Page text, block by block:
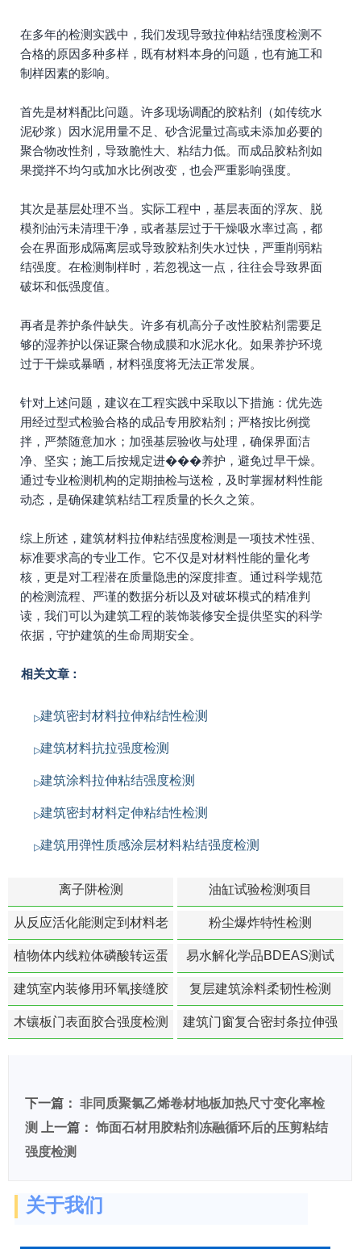
在多年的检测实践中，我们发现导致拉伸粘结强度检测不
合格的原因多种多样，既有材料本身的问题，也有施工和
制样因素的影响。
首先是材料配比问题。许多现场调配的胶粘剂（如传统水
泥砂浆）因水泥用量不足、砂含泥量过高或未添加必要的
聚合物改性剂，导致脆性大、粘结力低。而成品胶粘剂如
果搅拌不均匀或加水比例改变，也会严重影响强度。
其次是基层处理不当。实际工程中，基层表面的浮灰、脱
模剂油污未清理干净，或者基层过于干燥吸水率过高，都
会在界面形成隔离层或导致胶粘剂失水过快，严重削弱粘
结强度。在检测制样时，若忽视这一点，往往会导致界面
破坏和低强度值。
再者是养护条件缺失。许多有机高分子改性胶粘剂需要足
够的湿养护以保证聚合物成膜和水泥水化。如果养护环境
过于干燥或暴晒，材料强度将无法正常发展。
针对上述问题，建议在工程实践中采取以下措施：优先选
用经过型式检验合格的成品专用胶粘剂；严格按比例搅
拌，严禁随意加水；加强基层验收与处理，确保界面洁
净、坚实；施工后按规定进���养护，避免过早干燥。
通过专业检测机构的定期抽检与送检，及时掌握材料性能
动态，是确保建筑粘结工程质量的长久之策。
综上所述，建筑材料拉伸粘结强度检测是一项技术性强、
标准要求高的专业工作。它不仅是对材料性能的量化考
核，更是对工程潜在质量隐患的深度排查。通过科学规范
的检测流程、严谨的数据分析以及对破坏模式的精准判
读，我们可以为建筑工程的装饰装修安全提供坚实的科学
依据，守护建筑的生命周期安全。
相关文章：
建筑密封材料拉伸粘结性检测
建筑材料抗拉强度检测
建筑涂料拉伸粘结强度检测
建筑密封材料定伸粘结性检测
建筑用弹性质感涂层材料粘结强度检测
离子阱检测 油缸试验检测项目
从反应活化能测定到材料老
化寿命预测的经典模型
粉尘爆炸特性检测
植物体内线粒体磷酸转运蛋
白活性检测
易水解化学品BDEAS测试
建筑室内装修用环氧接缝胶
苯含量检测
复层建筑涂料柔韧性检测
木镶板门表面胶合强度检测
建筑门窗复合密封条拉伸强
下一篇： 非同质聚氯乙烯卷材地板加热尺寸变化率检
测
上一篇： 饰面石材用胶粘剂冻融循环后的压剪粘结
强度检测
关于我们